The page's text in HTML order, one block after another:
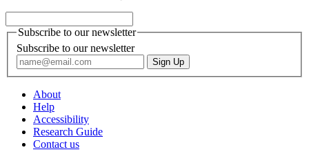
Subscribe to our newsletter
Subscribe to our newsletter
About
Help
Accessibility
Research Guide
Contact us